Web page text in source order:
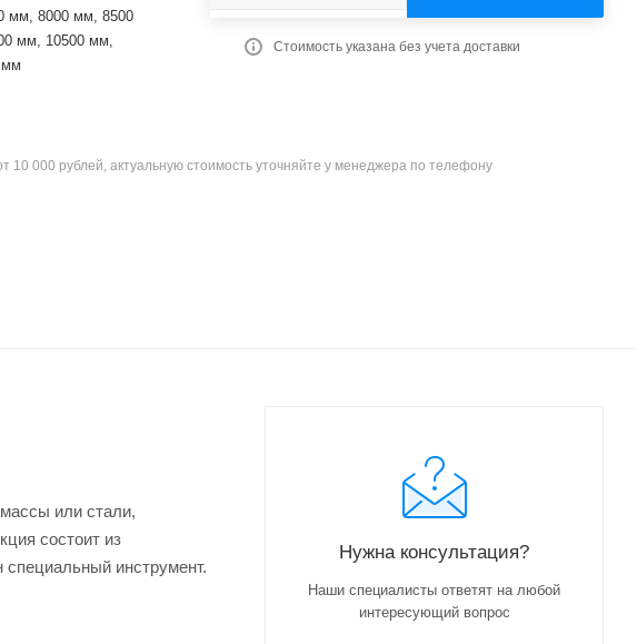
мм, 8000 мм, 8500
мм, 10500 мм,
мм
Стоимость указана без учета доставки
10 000 рублей, актуальную стоимость уточняйте у менеджера по телефону
или стали,
состоит из
инструмент.
Нужна консультация?
Наши специалисты ответят на любой
интересующий вопрос